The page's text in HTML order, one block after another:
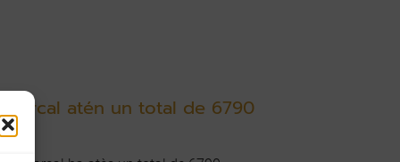
atén un total de 6790